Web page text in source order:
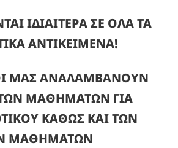
ΙΔΙΑΙΤΕΡΑ ΣΕ ΟΛΑ ΤΑ
ΑΝΤΙΚΕΙΜΕΝΑ!
ΜΑΣ ΑΝΑΛΑΜΒΑΝΟΥΝ
ΜΑΘΗΜΑΤΩΝ ΓΙΑ
ΚΑΘΩΣ ΚΑΙ ΤΩΝ
ΜΑΘΗΜΑΤΩΝ